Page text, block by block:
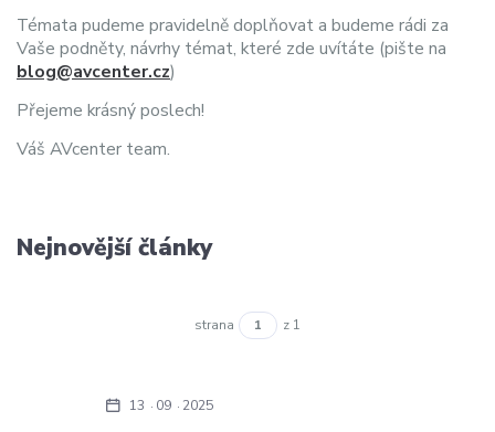
Témata pudeme pravidelně doplňovat a budeme rádi za
Vaše podněty, návrhy témat, které zde uvítáte (pište na
blog@avcenter.cz)
Přejeme krásný poslech!
Váš AVcenter team.
Nejnovější články
strana z 1
13 09 2025